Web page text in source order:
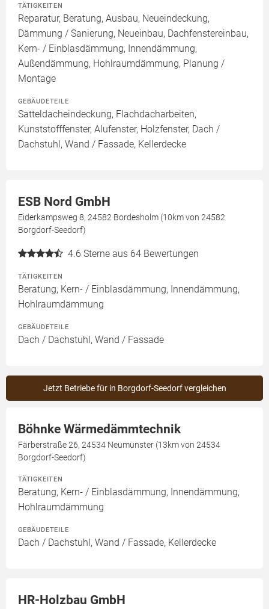
TÄTIGKEITEN
Reparatur, Beratung, Ausbau, Neueindeckung,
Dämmung / Sanierung, Neueinbau, Dachfenstereinbau,
Kern- / Einblasdämmung, Innendämmung,
Außendämmung, Hohlraumdämmung, Planung /
Montage
GEBÄUDETEILE
Satteldacheindeckung, Flachdacharbeiten,
Kunststofffenster, Alufenster, Holzfenster, Dach /
Dachstuhl, Wand / Fassade, Kellerdecke
ESB Nord GmbH
Eiderkampsweg 8, 24582 Bordesholm (10km von 24582
Borgdorf-Seedorf)
4.6 Sterne aus 64 Bewertungen
TÄTIGKEITEN
Beratung, Kern- / Einblasdämmung, Innendämmung,
Hohlraumdämmung
GEBÄUDETEILE
Dach / Dachstuhl, Wand / Fassade
Jetzt Betriebe für in Borgdorf-Seedorf vergleichen
Böhnke Wärmedämmtechnik
Färberstraße 26, 24534 Neumünster (13km von 24534
Borgdorf-Seedorf)
TÄTIGKEITEN
Beratung, Kern- / Einblasdämmung, Innendämmung,
Hohlraumdämmung
GEBÄUDETEILE
Dach / Dachstuhl, Wand / Fassade, Kellerdecke
HR-Holzbau GmbH